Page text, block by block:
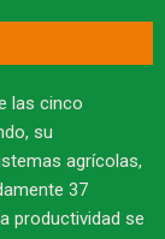
las cinco
su
agrícolas,
37
productividad se